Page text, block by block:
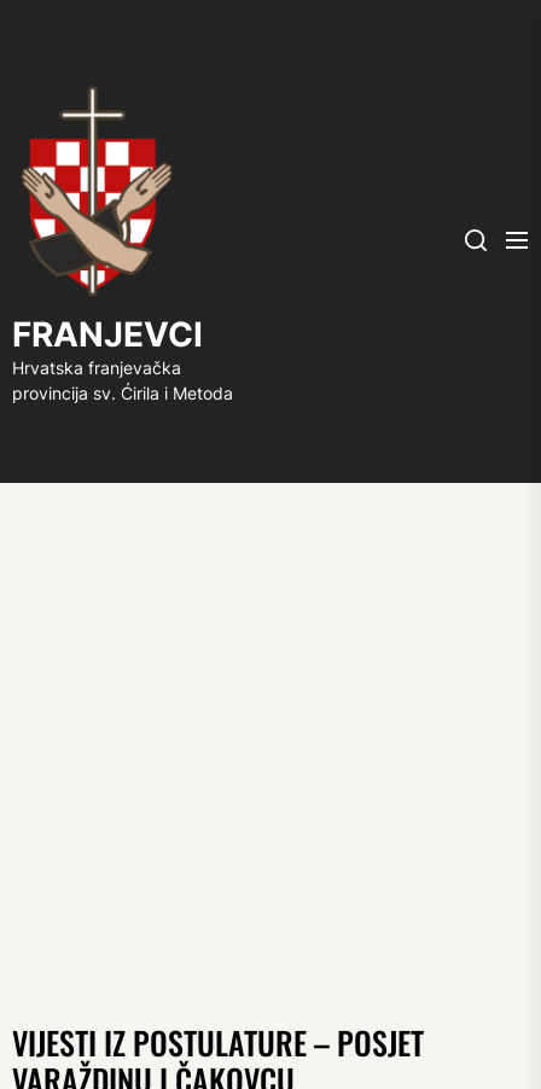
FRANJEVCI
Hrvatska franjevačka
provincija sv. Ćirila i Metoda
Search
VIJESTI IZ POSTULATURE – POSJET